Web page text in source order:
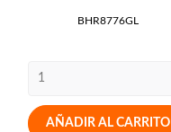
BHR8776GL
AÑADIR AL CARRITO